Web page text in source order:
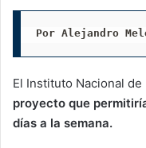
Por Alejandro
El Instituto Nacional
proyecto que
días a la semana.